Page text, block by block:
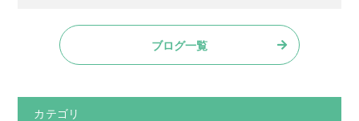
ブログ一覧
カテゴリ